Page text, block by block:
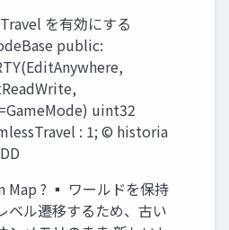
を有効にする
public:
uint32
: 1; © historia
Map ? ▪ ワールドを保持
ベル遷移するため、古い